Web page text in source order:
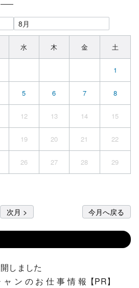
水 木 金 土
1
5 6 7 8
12 13 14 15
19 20 21 22
26 27 28 29
次月 > 今月へ戻る
しました
ャ ン の お 仕 事 情 報【PR】